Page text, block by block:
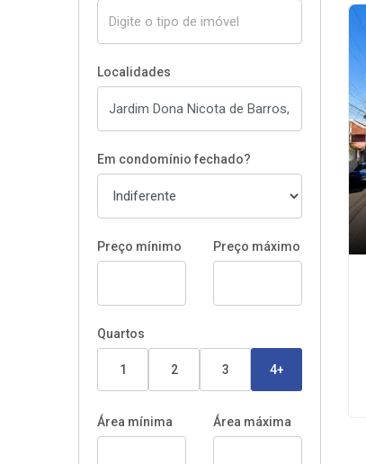
Localidades
Em condomínio fechado?
Preço mínimo Preço máximo
Quartos
1 2 3 4+
Área mínima Área máxima